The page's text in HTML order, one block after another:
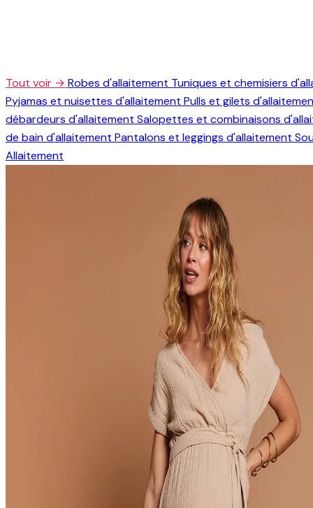
Tout voir → Robes d'allaitement Tuniques et chemisiers
Pyjamas et nuisettes d'allaitement Pulls et gilets
débardeurs d'allaitement Salopettes et combinaisons
de bain d'allaitement Pantalons et leggings d'allaitement
Allaitement